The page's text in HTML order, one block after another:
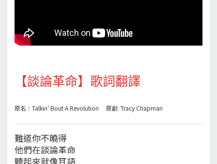
【談論革命】歌詞翻譯
原名：Talkin' Bout A Revolution 原創: Tracy Chapman
難道你不曉得
他們在談論革命
聽起來就像耳語